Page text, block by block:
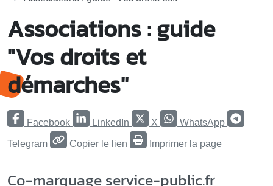
Associations : guide
"Vos droits et
démarches"
Facebook LinkedIn X WhatsApp
Telegram Copier le lien Imprimer la page
Co-marquage service-public.fr